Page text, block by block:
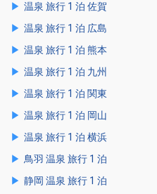
温泉 旅行 1 泊 佐賀
温泉 旅行 1 泊 広島
温泉 旅行 1 泊 熊本
温泉 旅行 1 泊 九州
温泉 旅行 1 泊 関東
温泉 旅行 1 泊 岡山
温泉 旅行 1 泊 横浜
鳥羽 温泉 旅行 1 泊
静岡 温泉 旅行 1 泊